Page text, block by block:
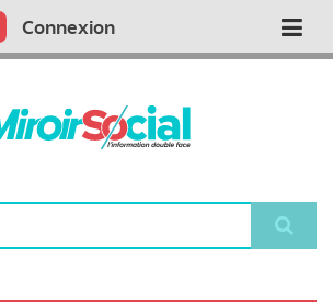
Connexion